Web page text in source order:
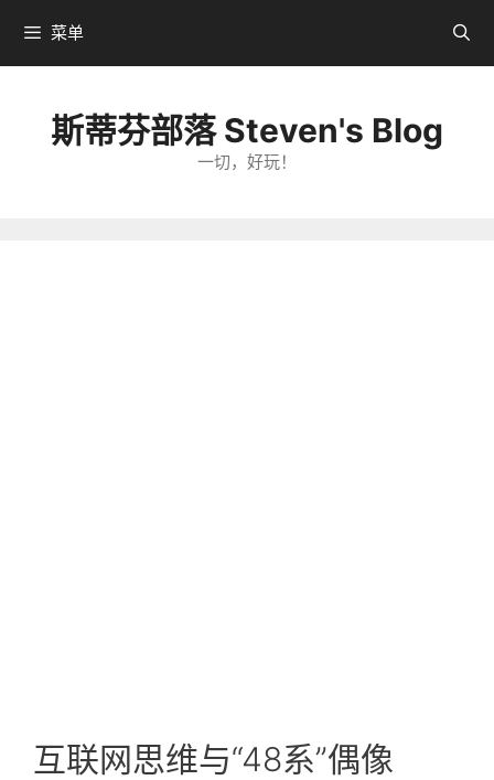
到
菜单
斯蒂芬部落 Steven's Blog
一切，好玩！
互联网思维与“48系”偶像